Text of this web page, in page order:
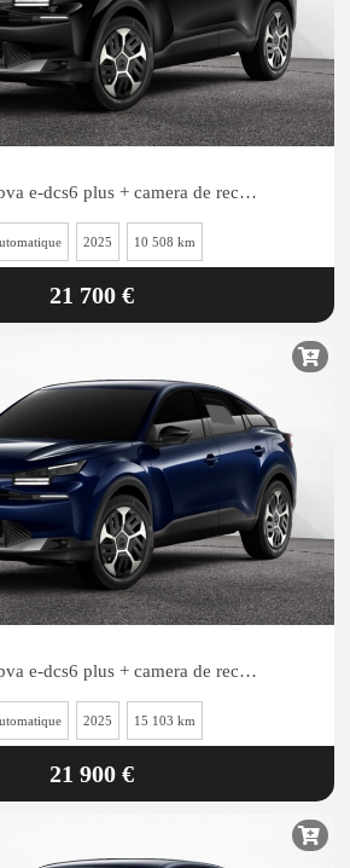
Hybride 145 ch bva e-dcs6 plus + camera de recul + navi
2025 10 508 km
21 700 €
Hybride 145 ch bva e-dcs6 plus + camera de recul + navi
2025 15 103 km
21 900 €